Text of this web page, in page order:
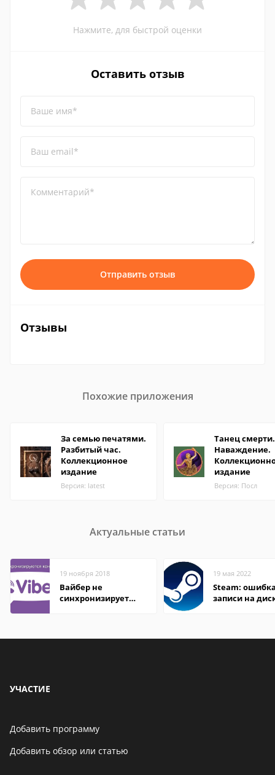
Нажмите, для быстрой оценки
Оставить отзыв
Ваше имя*
Ваш email*
Комментарий*
Отправить отзыв
Отзывы
Похожие приложения
За семью печатями.
Разбитый час.
Коллекционное
издание
Версия: latest
Танец смерти.
Наваждение.
издание
Версия: Посл
Актуальные статьи
19 ноября 2018
Вайбер не
синхронизирует
19 мая 2022
Steam:
записи на
УЧАСТИЕ
Добавить программу
Добавить обзор или статью